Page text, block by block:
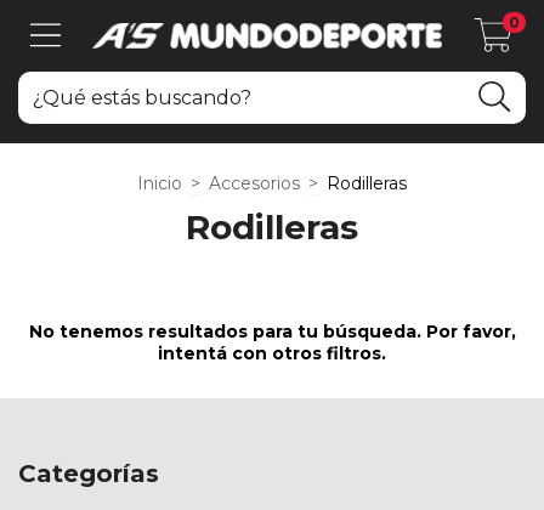
0
Inicio > Accesorios > Rodilleras
Rodilleras
No tenemos resultados para tu búsqueda. Por favor,
intentá con otros filtros.
Categorías